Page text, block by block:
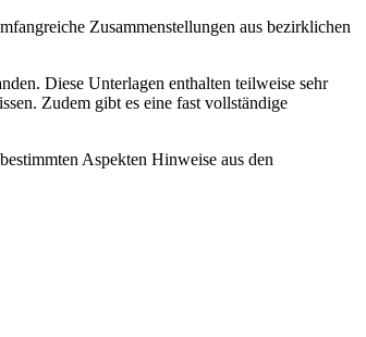
Zusammenstellungen aus bezirklichen
Diese Unterlagen enthalten teilweise sehr
Zudem gibt es eine fast vollständige
Aspekten Hinweise aus den